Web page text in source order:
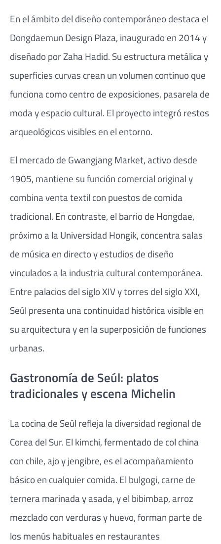
En el ámbito del diseño contemporáneo destaca el
Dongdaemun Design Plaza, inaugurado en 2014 y
diseñado por Zaha Hadid. Su estructura metálica y
superficies curvas crean un volumen continuo que
funciona como centro de exposiciones, pasarela de
moda y espacio cultural. El proyecto integró restos
arqueológicos visibles en el entorno.
El mercado de Gwangjang Market, activo desde
1905, mantiene su función comercial original y
combina venta textil con puestos de comida
tradicional. En contraste, el barrio de Hongdae,
próximo a la Universidad Hongik, concentra salas
de música en directo y estudios de diseño
vinculados a la industria cultural contemporánea.
Entre palacios del siglo XIV y torres del siglo XXI,
Seúl presenta una continuidad histórica visible en
su arquitectura y en la superposición de funciones
urbanas.
Gastronomía de Seúl: platos
tradicionales y escena Michelin
La cocina de Seúl refleja la diversidad regional de
Corea del Sur. El kimchi, fermentado de col china
con chile, ajo y jengibre, es el acompañamiento
básico en cualquier comida. El bulgogi, carne de
ternera marinada y asada, y el bibimbap, arroz
mezclado con verduras y huevo, forman parte de
los menús habituales en restaurantes